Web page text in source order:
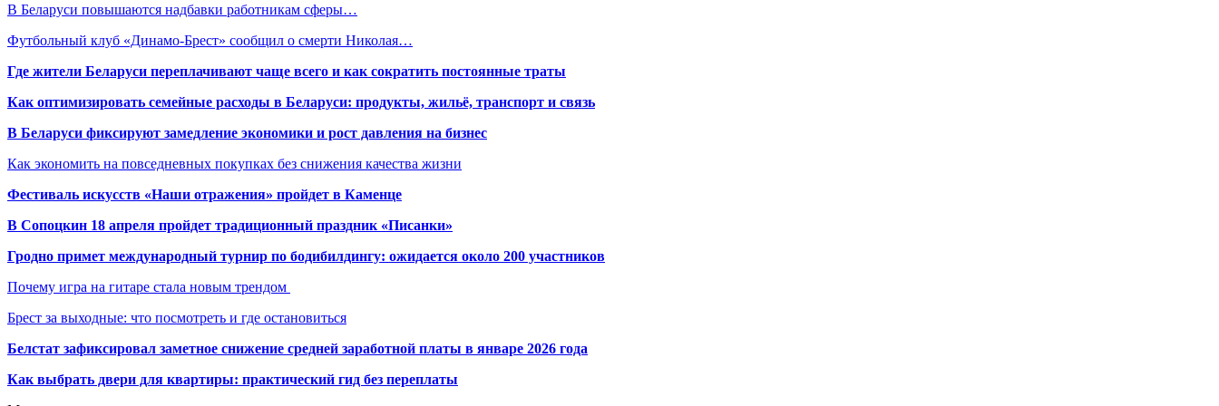
В Беларуси повышаются надбавки работникам сферы…
Футбольный клуб «Динамо-Брест» сообщил о смерти Николая…
Где жители Беларуси переплачивают чаще всего и как сократить постоянные траты
Как оптимизировать семейные расходы в Беларуси: продукты, жильё, транспорт и связь
В Беларуси фиксируют замедление экономики и рост давления на бизнес
Как экономить на повседневных покупках без снижения качества жизни
Фестиваль искусств «Наши отражения» пройдет в Каменце
В Сопоцкин 18 апреля пройдет традиционный праздник «Писанки»
Гродно примет международный турнир по бодибилдингу: ожидается около 200 участников
Почему игра на гитаре стала новым трендом
Брест за выходные: что посмотреть и где остановиться
Белстат зафиксировал заметное снижение средней заработной платы в январе 2026 года
Как выбрать двери для квартиры: практический гид без переплаты